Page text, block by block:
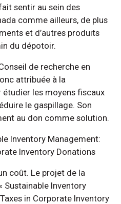
sentir au sein des
comme ailleurs, de plus
et d’autres produits
du dépotoir.
de recherche en
attribuée à la
étudier les moyens fiscaux
le gaspillage. Son
au don comme solution.
Inventory Management:
Inventory Donations
coût. Le projet de la
Sustainable Inventory
in Corporate Inventory